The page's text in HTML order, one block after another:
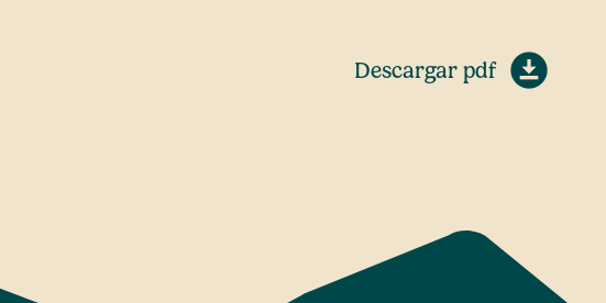
Descargar pdf